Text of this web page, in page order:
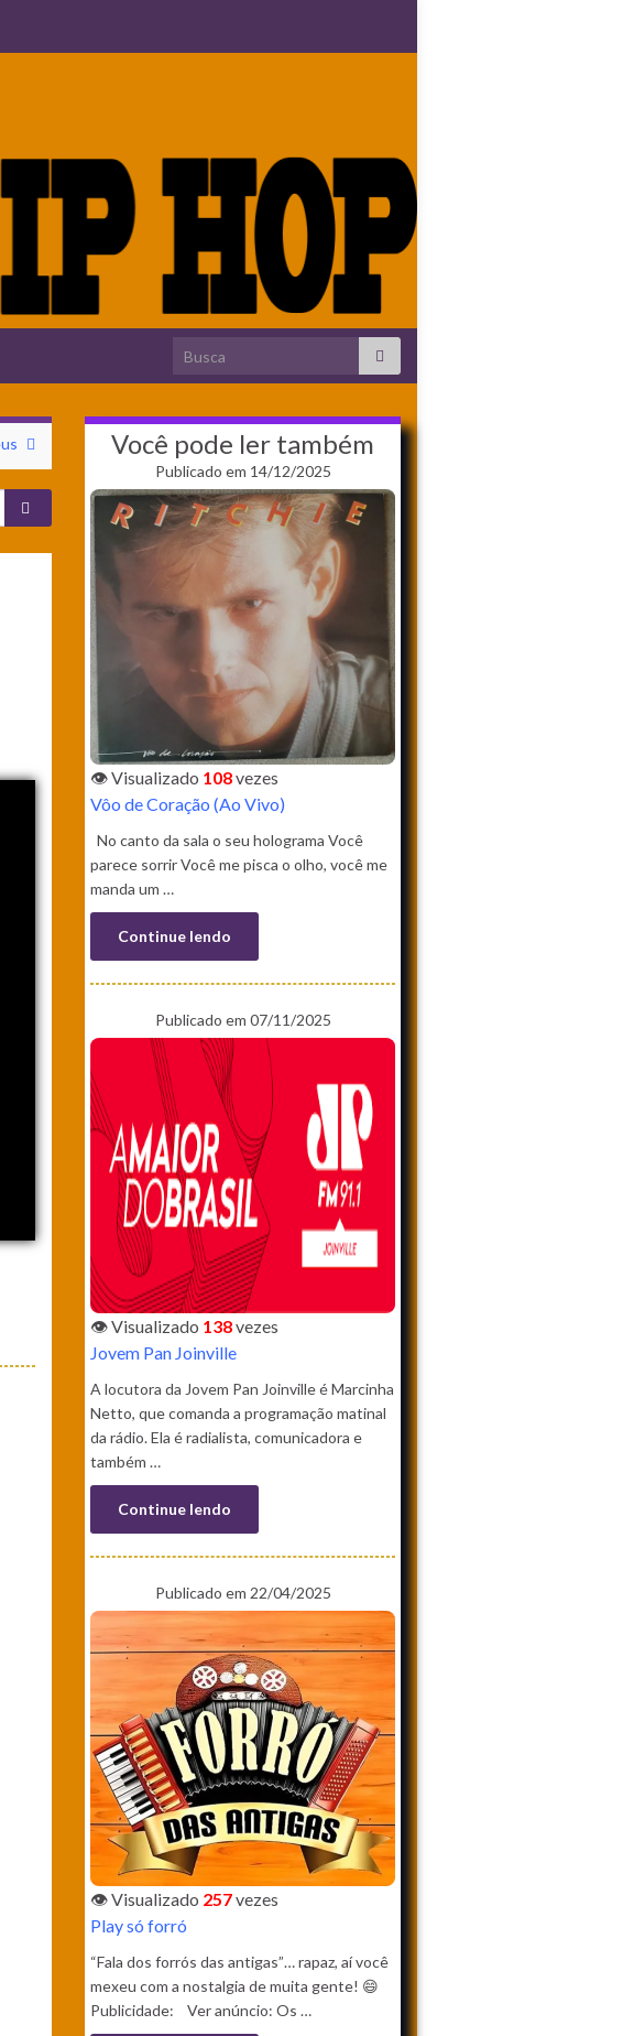
Search for:
Você pode ler também
Publicado em 14/12/2025
👁️ Visualizado 108vezes
Vôo de Coração (Ao Vivo)
No canto da sala o seu holograma Você
parece sorrir Você me pisca o olho, você me
manda um …
Continue lendo
Publicado em 07/11/2025
👁️ Visualizado 138vezes
Jovem Pan Joinville
A locutora da Jovem Pan Joinville é Marcinha
Netto, que comanda a programação matinal
da rádio. Ela é radialista, comunicadora e
também …
Continue lendo
Publicado em 22/04/2025
👁️ Visualizado 257vezes
Play só forró
“Fala dos forrós das antigas”… rapaz, aí você
mexeu com a nostalgia de muita gente! 😄
Publicidade: Ver anúncio: Os …